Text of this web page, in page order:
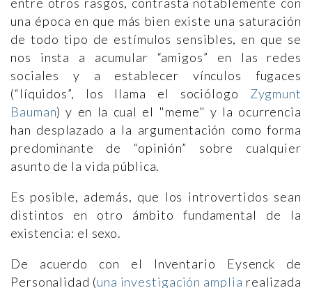
una época en que más bien existe una saturación
de todo tipo de estímulos sensibles, en que se
nos insta a acumular “amigos” en las redes
sociales y a establecer vínculos fugaces
(“líquidos”, los llama el sociólogo Zygmunt
Bauman) y en la cual el "meme" y la ocurrencia
han desplazado a la argumentación como forma
predominante de “opinión” sobre cualquier
asunto de la vida pública.
Es posible, además, que los introvertidos sean
distintos en otro ámbito fundamental de la
existencia: el sexo.
De acuerdo con el Inventario Eysenck de
Personalidad (una investigación amplia realizada